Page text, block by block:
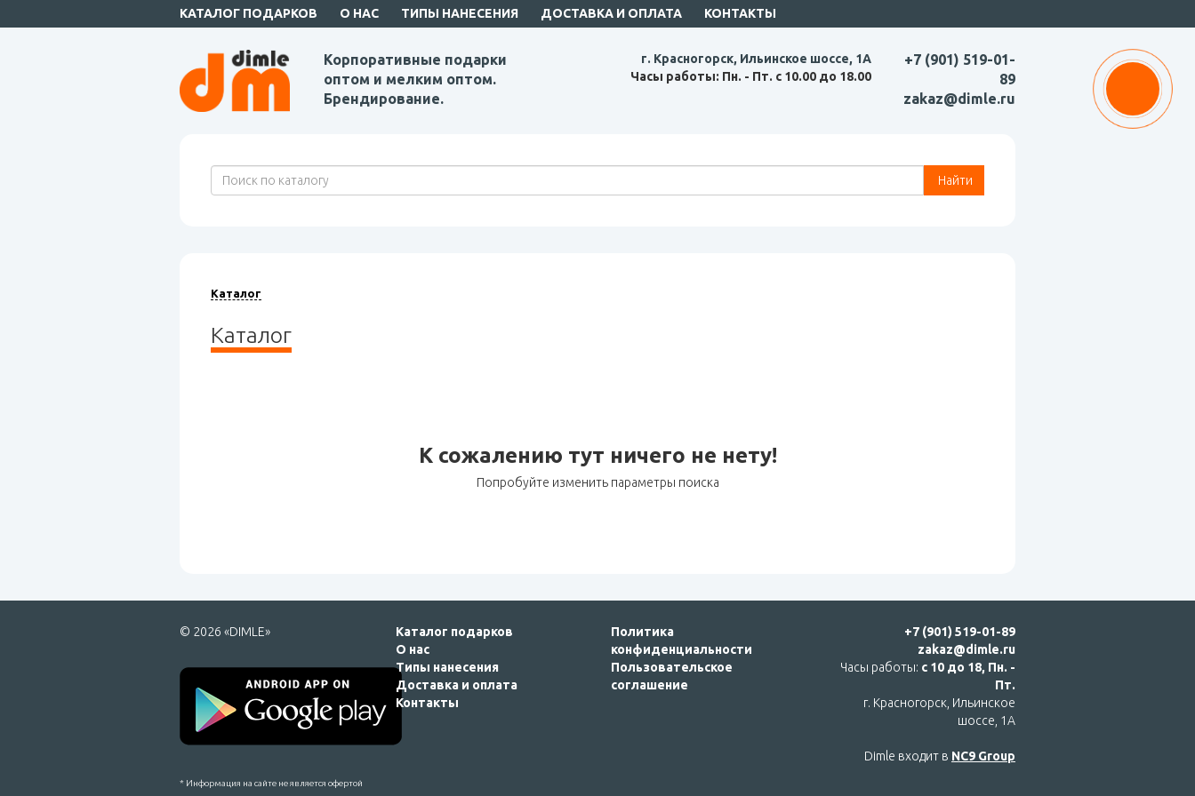
КАТАЛОГ ПОДАРКОВ О НАС ТИПЫ НАНЕСЕНИЯ ДОСТАВКА И ОПЛАТА КОНТАКТЫ
Корпоративные подарки
оптом и мелким оптом.
Брендирование.
г. Красногорск, Ильинское шоссе, 1А
Часы работы: Пн. - Пт. с 10.00 до 18.00
+7 (901) 519-01-
89
zakaz@dimle.ru
Найти
Каталог
Каталог
К сожалению тут ничего не нету!
Попробуйте изменить параметры поиска
© 2026 «DIMLE»
Каталог подарков
О нас
Типы нанесения
Доставка и оплата
Контакты
Политика
конфиденциальности
Пользовательское
соглашение
+7 (901) 519-01-89
zakaz@dimle.ru
Часы работы: с 10 до 18, Пн. -
Пт.
г. Красногорск, Ильинское
шоссе, 1А
Dimle входит в NC9 Group
* Информация на сайте не является офертой